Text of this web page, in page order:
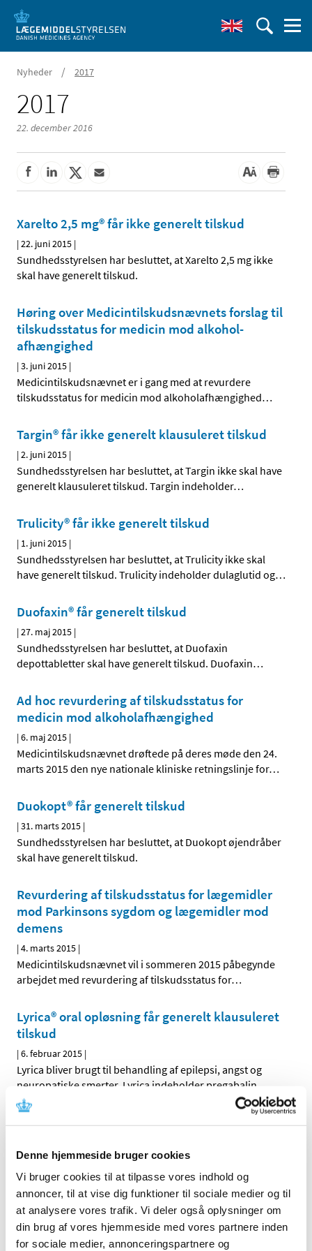
Denne hjemmeside bruger cookies
Vi bruger cookies til at tilpasse vores indhold og
annoncer, til at vise dig funktioner til sociale medier og til
at analysere vores trafik. Vi deler også oplysninger om
din brug af vores hjemmeside med vores partnere inden
for sociale medier, annonceringspartnere og
Nyheder / 2017
2017
22. december 2016
Xarelto 2,5 mg® får ikke generelt tilskud
|22. juni 2015 |
Sundhedsstyrelsen har besluttet, at Xarelto 2,5 mg ikke
skal have generelt tilskud.
Høring over Medicintilskuds­nævnets forslag til
tilskudsstatus for medicin mod alkohol­
afhængighed
|3. juni 2015 |
Medicintilskudsnævnet er i gang med at revurdere
tilskudsstatus for medicin mod alkoholafhængighed…
Targin® får ikke generelt klausuleret tilskud
|2. juni 2015 |
Sundhedsstyrelsen har besluttet, at Targin ikke skal have
generelt klausuleret tilskud. Targin indeholder…
Trulicity® får ikke generelt tilskud
| 1. juni 2015 |
Sundhedsstyrelsen har besluttet, at Trulicity ikke skal
have generelt tilskud. Trulicity indeholder dulaglutid og…
Duofaxin® får generelt tilskud
|27. maj 2015 |
Sundhedsstyrelsen har besluttet, at Duofaxin
depottabletter skal have generelt tilskud. Duofaxin…
Ad hoc revurdering af tilskudsstatus for
medicin mod alkoholafhængighed
|6. maj 2015 |
Medicintilskudsnævnet drøftede på deres møde den 24.
marts 2015 den nye nationale kliniske retningslinje for…
Duokopt® får generelt tilskud
|31. marts 2015 |
Sundhedsstyrelsen har besluttet, at Duokopt øjendråber
skal have generelt tilskud.
Revurdering af tilskudsstatus for lægemidler
mod Parkinsons sygdom og lægemidler mod
demens
|4. marts 2015 |
Medicintilskudsnævnet vil i sommeren 2015 påbegynde
arbejdet med revurdering af tilskudsstatus for…
Lyrica® oral opløsning får generelt klausuleret
tilskud
|6. februar 2015 |
Lyrica bliver brugt til behandling af epilepsi, angst og
neuropatiske smerter. Lyrica indeholder pregabalin.
Voltabak® får generelt tilskud
Voltabak øjendråber bliver brugt til behandling af gener
og smerter i øjet fx efter operation. Voltabak…
Daivobet gel m applikator® får generelt tilskud
|28. januar 2015|
Sundhedsstyrelsen giver generelt tilskud til Daivobet gel